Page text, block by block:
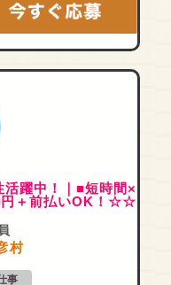
躍中！｜■短時間×
円＋前払いOK！☆☆
村
事